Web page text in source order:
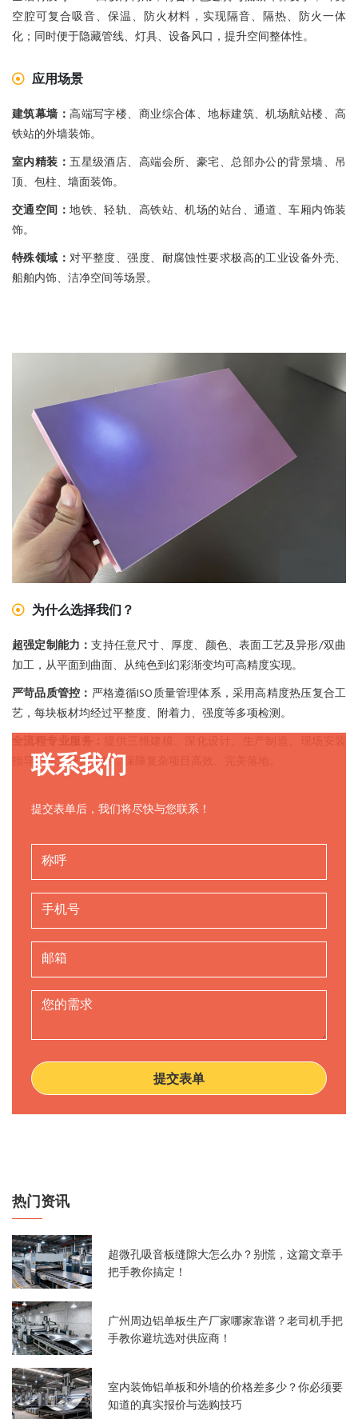
空腔可复合吸音、保温、防火材料，实现隔音、隔热、防火一体
化；同时便于隐藏管线、灯具、设备风口，提升空间整体性。
应用场景
建筑幕墙：高端写字楼、商业综合体、地标建筑、机场航站楼、高
铁站的外墙装饰。
室内精装：五星级酒店、高端会所、豪宅、总部办公的背景墙、吊
顶、包柱、墙面装饰。
交通空间：地铁、轻轨、高铁站、机场的站台、通道、车厢内饰装
饰。
特殊领域：对平整度、强度、耐腐蚀性要求极高的工业设备外壳、
船舶内饰、洁净空间等场景。
为什么选择我们？
超强定制能力：支持任意尺寸、厚度、颜色、表面工艺及异形/双曲
加工，从平面到曲面、从纯色到幻彩渐变均可高精度实现。
严苛品质管控： 严格遵循ISO质量管理体系，采用高精度热压复合工
艺，每块板材均经过平整度、附着力、强度等多项检测。
指导一站式技术支持，保障复杂项目高效、完美落地。
联系我们
提交表单后，我们将尽快与您联系！
提交表单
热门资讯
超微孔吸音板缝隙大怎么办？别慌，这篇文章手
把手教你搞定！
广州周边铝单板生产厂家哪家靠谱？老司机手把
手教你避坑选对供应商！
室内装饰铝单板和外墙的价格差多少？你必须要
知道的真实报价与选购技巧